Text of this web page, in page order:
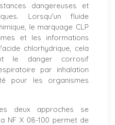
dangereuses et
Lorsqu'un fluide
le marquage CLP
et les informations
chlorhydrique, cela
le danger corrosif
par inhalation
pour les organismes
deux approches se
NF X 08-100 permet de